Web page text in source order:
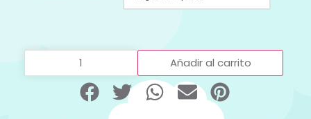
Añadir al carrito